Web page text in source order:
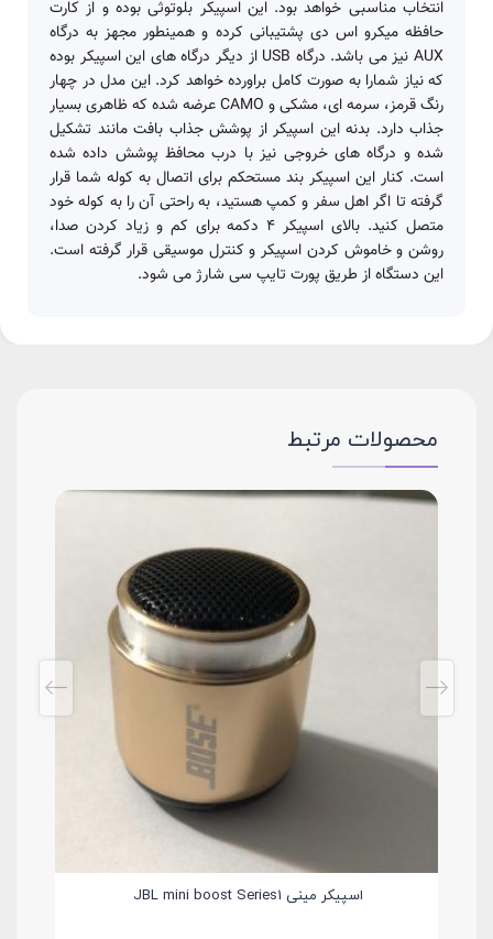
انتخاب مناسبی خواهد بود. این اسپیکر بلوتوثی بوده و از کارت
حافظه میکرو اس دی پشتیبانی کرده و همینطور مجهز به درگاه
AUX نیز می باشد. درگاه USB از دیگر درگاه های این اسپیکر بوده
که نیاز شمارا به صورت کامل براورده خواهد کرد. این مدل در چهار
رنگ قرمز، سرمه ای، مشکی و CAMO عرضه شده که ظاهری بسیار
جذاب دارد. بدنه این اسپیکر از پوشش جذاب بافت مانند تشکیل
شده و درگاه های خروجی نیز با درب محافظ پوشش داده شده
است. کنار این اسپیکر بند مستحکم برای اتصال به کوله شما قرار
گرفته تا اگر اهل سفر و کمپ هستید، به راحتی آن را به کوله خود
متصل کنید. بالای اسپیکر 4 دکمه برای کم و زیاد کردن صدا،
روشن و خاموش کردن اسپیکر و کنترل موسیقی قرار گرفته است.
این دستگاه از طریق پورت تایپ سی شارژ می شود.
محصولات مرتبط
اسپیکر مینی JBL mini boost Series1